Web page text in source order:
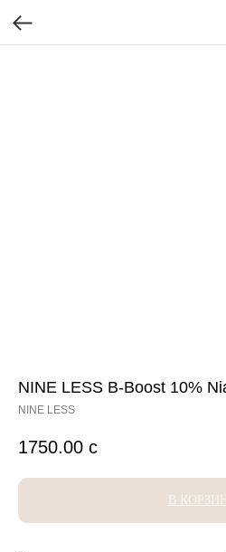
NINE LESS B-Boost 10%
NINE LESS
1750.00 с
В